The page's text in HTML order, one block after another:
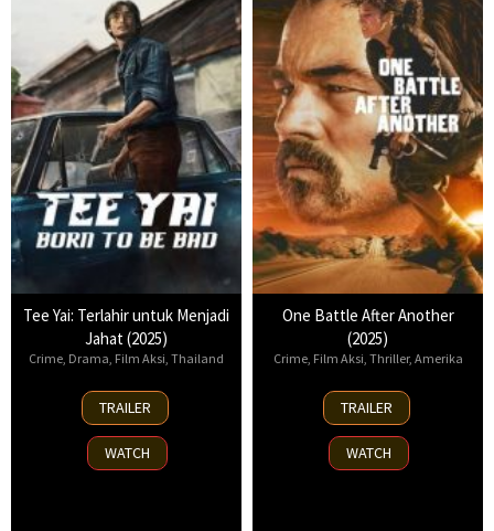
Tee Yai: Terlahir untuk Menjadi
Jahat (2025)
Crime Drama Film Aksi Thailand
13
Nov
2025
TRAILER
WATCH
One Battle After Another
(2025)
Crime, Film Aksi Thriller, Amerika
23
Sep
2025
TRAILER
WATCH